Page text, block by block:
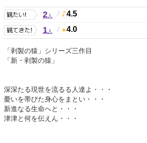
2人 / 4.5
1人 / 4.0
「剥製の猿」シリーズ三作目
「新・剥製の猿」
深深たる現世を流るる人達よ・・・
憂いを帯びた身心をまとい・・・
新進なる生命へと・・・
津津と何を伝えん・・・